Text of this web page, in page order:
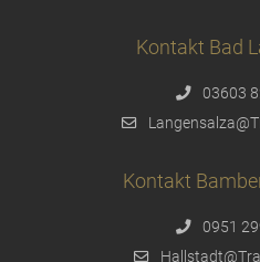
Kontakt Bad
03603
Kontakt
0951